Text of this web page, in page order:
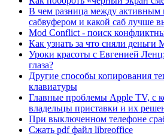
В чем разница между активным
сабвуфером и какой саб лучше
Mod Conflict - поиск
Как узнать за что сняли деньги
Уроки красоты с Евгенией
глаза?
Другие способы копирования
клавиатуры
Главные проблемы Apple TV, с
владельцы приставки и их
При выключенном телефоне
Сжать pdf файл libreoffice